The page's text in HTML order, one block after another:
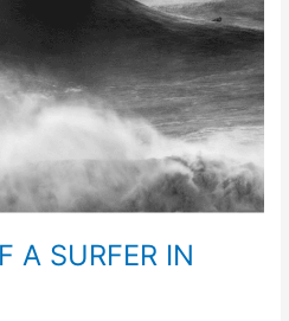
A SURFER IN